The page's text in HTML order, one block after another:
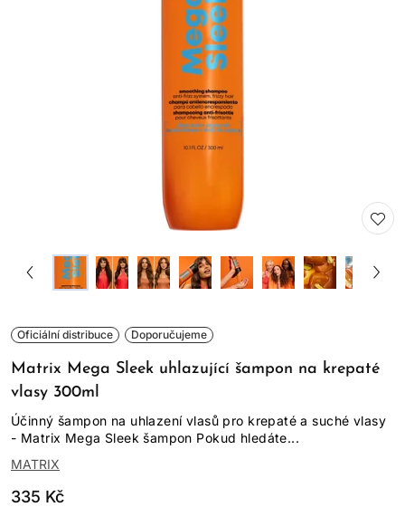
Oficiální distribuce Doporučujeme
Matrix Mega Sleek uhlazující šampon na krepaté
vlasy 300ml
Účinný šampon na uhlazení vlasů pro krepaté a suché vlasy
- Matrix Mega Sleek šampon Pokud hledáte...
MATRIX
335 Kč